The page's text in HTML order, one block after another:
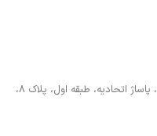
تهران، خیابان لاله زار جنوبی، کوچه اتحادیه، پاساژ اتحادیه، طبقه اول، پلاک 8،